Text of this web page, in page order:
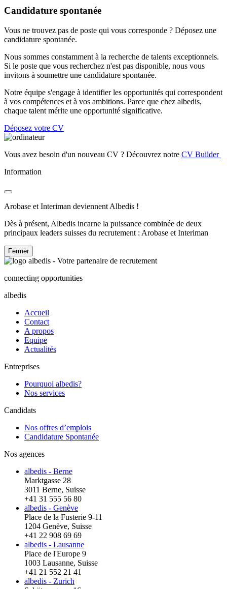
Candidature spontanée
Vous ne trouvez pas de poste qui vous corresponde ? Déposez une
candidature spontanée.
Nous sommes constamment à la recherche de talents exceptionnels.
Si le poste que vous recherchez n'est pas disponible, nous vous
invitons à soumettre une candidature spontanée.
Notre équipe s'engage à identifier les opportunités qui correspondent
à vos compétences et à vos ambitions. Parce que chez albedis,
chaque talent mérite une opportunité significative.
Déposez votre CV
Vous avez besoin d'un nouveau CV ? Découvrez notre CV Builder
Information
Arobase et Interiman deviennent Albedis !
Dès à présent, Albedis incarne la puissance combinée de deux
principaux leaders suisses du recrutement : Arobase et Interiman
Fermer
connecting opportunities
albedis
Accueil
Contact
A propos
Equipe
Actualités
Entreprises
Pourquoi albedis?
Nos services
Candidats
Nos offres d’emplois
Candidature Spontanée
Nos agences
albedis - Berne
Marktgasse 28
3011 Berne, Suisse
+41 31 555 56 80
albedis - Genève
Place de la Fusterie 9-11
1204 Genève, Suisse
+41 22 908 69 69
albedis - Lausanne
Place de l'Europe 9
1003 Lausanne, Suisse
+41 21 552 21 41
albedis - Zurich